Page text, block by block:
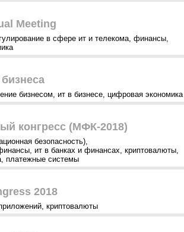
Meeting
в сфере ит и телекома, финансы,
бизнесом, ит в бизнесе, цифровая экономика
конгресс (МФК-2018)
безопасность),
, ит в банках и финансах, криптовалюты,
, платежные системы
2018
, криптовалюты